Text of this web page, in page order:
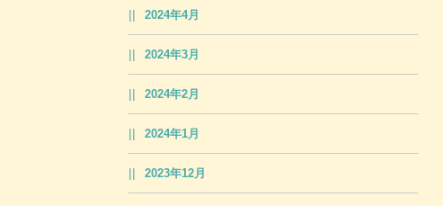
2024年4月
2024年3月
2024年2月
2024年1月
2023年12月